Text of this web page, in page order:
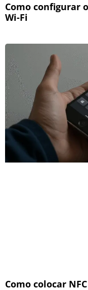
Como configurar
Wi-Fi
Como colocar